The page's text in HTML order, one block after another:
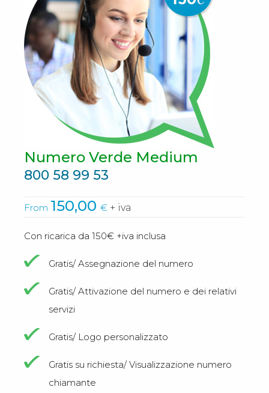
Numero Verde Medium
800 58 99 53
From 150,00 € + iva
Con ricarica da 150€ +iva inclusa
Gratis/ Assegnazione del numero
Gratis/ Attivazione del numero e dei relativi
servizi
Gratis/ Logo personalizzato
Gratis su richiesta/ Visualizzazione numero
chiamante